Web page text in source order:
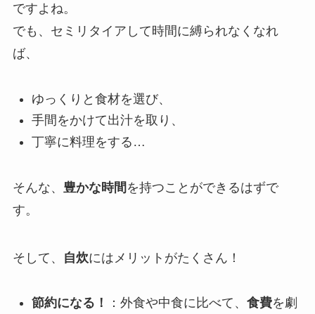
ですよね。
でも、セミリタイアして時間に縛られなくなれ
ば、
ゆっくりと食材を選び、
手間をかけて出汁を取り、
丁寧に料理をする…
そんな、 豊かな時間 を持つことができるはずで
す。
そして、 自炊にはメリットがたくさん！
節約になる！ ：外食や中食に比べて、 食費を劇